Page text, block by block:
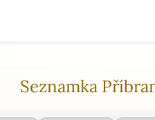
Seznamka